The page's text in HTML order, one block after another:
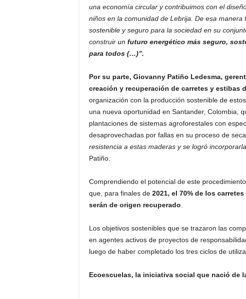
una economía circular y contribuimos con el
niños en la comunidad de Lebrija. De esa
sostenible y seguro para la sociedad en su
construir un futuro energético más seguro,
para todos (…)”.
Por su parte, Giovanny Patiño Ledesma,
creación y recuperación de carretes y estibas
organización con la producción sostenible de
una nueva oportunidad en Santander, Colombia,
plantaciones de sistemas agroforestales con
desaprovechadas por fallas en su proceso de
resistencia a estas maderas y se logró
Patiño.
Comprendiendo el potencial de este
que, para finales de 2021, el 70% de los
serán de origen recuperado
Los objetivos sostenibles que se trazaron las
en agentes activos de proyectos de
luego de haber completado los tres ciclos de
Ecoescuelas, la iniciativa social que nació de